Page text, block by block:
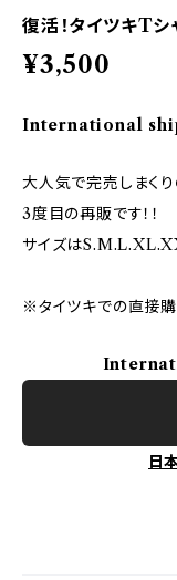
復活！タイツキTシ
¥3,500
International
大人気で完売しまくり
3度目の再販です！！
サイズは
※タイツキでの直接
日